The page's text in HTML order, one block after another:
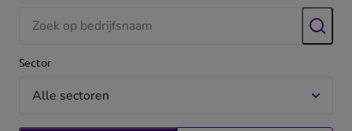
Sector